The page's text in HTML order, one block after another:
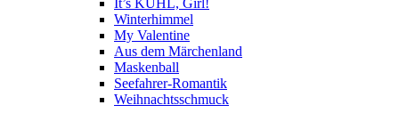
It’s KUHL, Girl!
Winterhimmel
My Valentine
Aus dem Märchenland
Maskenball
Seefahrer-Romantik
Weihnachtsschmuck